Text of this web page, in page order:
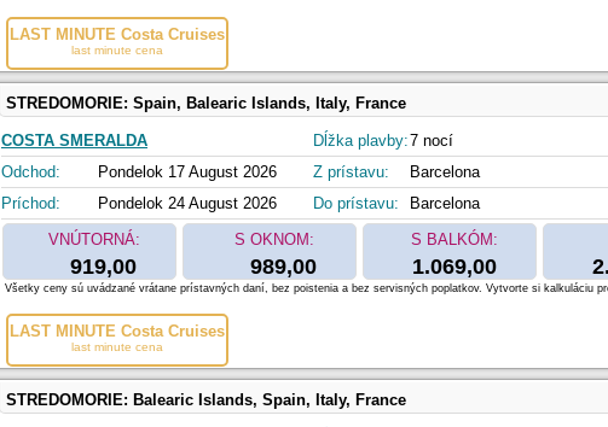
LAST MINUTE Costa Cruises
last minute cena
STREDOMORIE: Spain, Balearic Islands, Italy, France
COSTA SMERALDA
Odchod:
Pondelok 17 August 2026
Príchod:
Pondelok 24 August 2026
Dĺžka plavby:7 nocí
Z prístavu:
Barcelona
Do prístavu:
Barcelona
VNÚTORNÁ:
919,00
S OKNOM:
989,00
S BALKÓM:
1.069,00
LAST MINUTE Costa Cruises
last minute cena
Všetky ceny sú uvádzané vrátane prístavných daní, bez poistenia a bez servisných poplatkov. Vytvorte si kalkuláciu
STREDOMORIE: Balearic Islands, Spain, Italy, France